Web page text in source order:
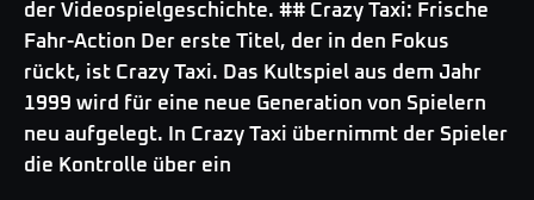
der Videospielgeschichte. ## Crazy Taxi: Frische
Fahr-Action Der erste Titel, der in den Fokus
rückt, ist Crazy Taxi. Das Kultspiel aus dem Jahr
1999 wird für eine neue Generation von Spielern
neu aufgelegt. In Crazy Taxi übernimmt der Spieler
die Kontrolle über ein